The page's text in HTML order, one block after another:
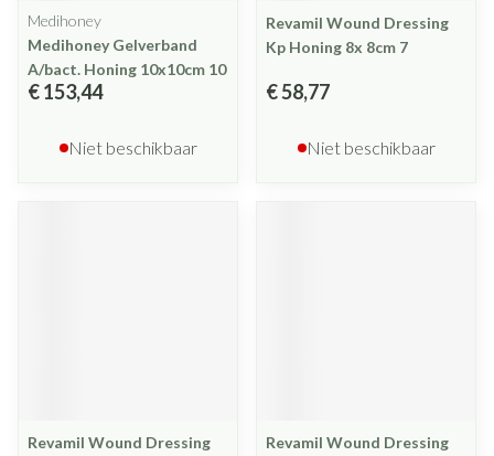
Medihoney
Medihoney Gelverband
A/bact. Honing 10x10cm 10
€ 153,44
Niet beschikbaar
Revamil Wound Dressing
Kp Honing 8x 8cm 7
€ 58,77
Niet beschikbaar
Revamil Wound Dressing
Revamil Wound Dressing